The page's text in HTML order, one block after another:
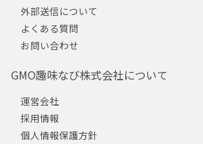
外部送信について
よくある質問
お問い合わせ
GMO趣味なび株式会社について
運営会社
採用情報
個人情報保護方針